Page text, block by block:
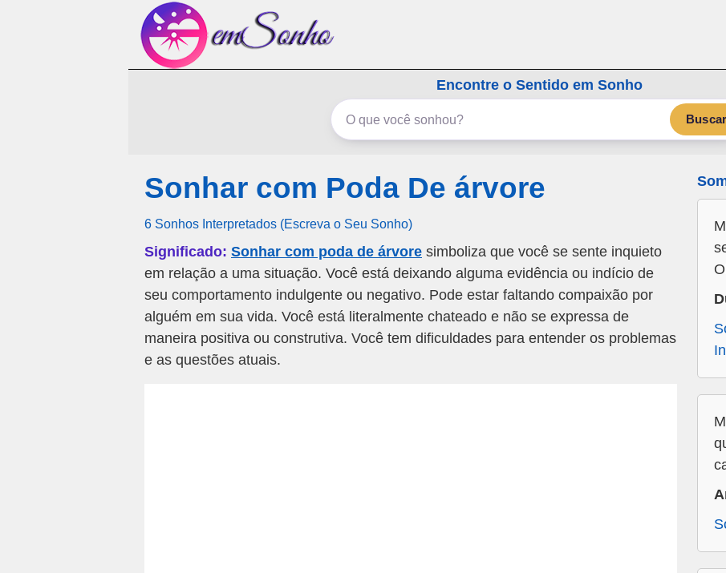
Encontre o Sentido em Sonho
Buscar
Sonhar com Poda De árvore
6 Sonhos Interpretados (Escreva o Seu Sonho)
Significado: Sonhar com poda de árvore simboliza que você se sente inquieto
em relação a uma situação. Você está deixando alguma evidência ou indício de
seu comportamento indulgente ou negativo. Pode estar faltando compaixão por
alguém em sua vida. Você está literalmente chateado e não se expressa de
maneira positiva ou construtiva. Você tem dificuldades para entender os problemas
e as questões atuais.